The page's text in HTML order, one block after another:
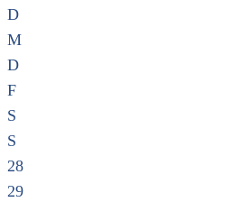
D
M
D
F
S
S
28
29